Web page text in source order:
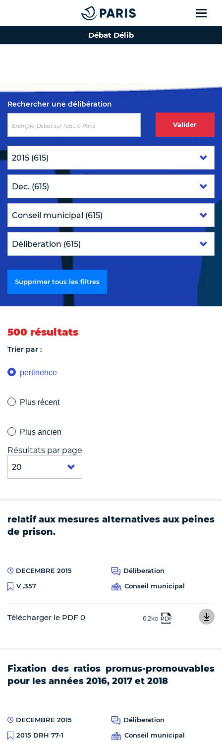
Top of the page
Débat Délib
Rechercher une délibération
Valider
Supprimer tous les filtres
500 résultats
Trier par :
pertinence
Plus récent
Plus ancien
Résultats par page
relatif aux mesures alternatives aux peines
de prison.
DECEMBRE 2015
Déliberation
V .357
Conseil municipal
Télécharger le PDF 0 6.2ko PDF
Fixation des ratios promus-promouvables
pour les années 2016, 2017 et 2018
DECEMBRE 2015
Déliberation
2015 DRH 77-1
Conseil municipal